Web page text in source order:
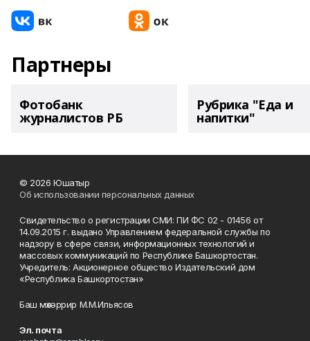
Партнеры
Фотобанк
журналистов РБ
Рубрика "Еда и
напитки"
© 2026 Юшатыр
Об использовании персональных данных
Свидетельство о регистрации СМИ: ПИ ФС 02 - 01456 от
14.09.2015 г. выдано Управлением федеральной службы по
надзору в сфере связи, информационных технологий и
массовых коммуникаций по Республике Башкортостан.
Учредитель: Акционерное общество Издательский дом
«Республика Башкортостан»
Баш мөхәррир М.М.Ильясов
Эл. почта